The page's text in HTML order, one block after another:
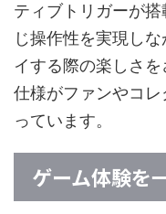
ティブトリガーが
じ操作性を実現し
イする際の楽しさ
仕様がファンやコ
っています。
ゲーム体験を